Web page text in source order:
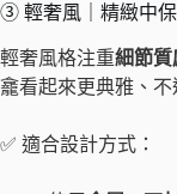
③ 輕奢風｜精緻中
輕奢風格注重細節質
龕看起來更典雅、不
✅ 適合設計方式：